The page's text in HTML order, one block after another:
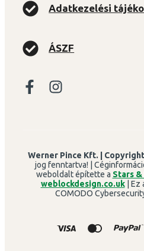
Adatkezelési
ÁSZF
Werner Pince Kft. |
jog fenntartva! |
weboldalt építette a Stars
weblockdesign.co.uk| Ez
COMODO